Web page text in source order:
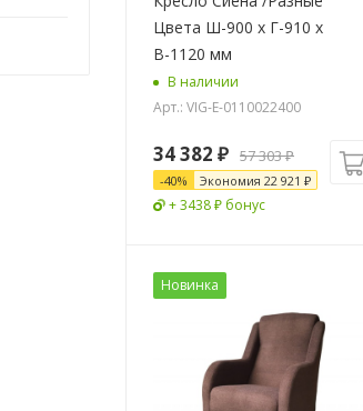
Цвета Ш-900 х Г-910 х
В-1120 мм
В наличии
Арт.: VIG-E-0110022400
34 382 ₽ 57 303₽
-40% Экономия 22 921 ₽
+ 3438 ₽ бонус
Новинка